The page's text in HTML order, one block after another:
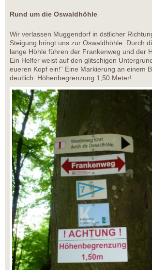
Rund um die Oswaldhöhle
Wir verlassen Muggendorf in östlicher
Steigung bringt uns zur Oswaldhöhle. Durch
lange Höhle führen der Frankenweg und der
Ein Helfer weist auf den glitschigen
eueren Kopf ein!“ Eine Markierung an einem
deutlich: Höhenbegrenzung 1,50 Meter!